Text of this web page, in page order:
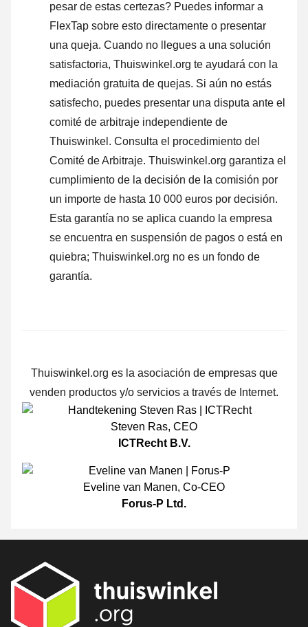
pesar de estas certezas? Puedes informar a
FlexTap sobre esto directamente o presentar
una queja. Cuando no llegues a una solución
satisfactoria, Thuiswinkel.org te ayudará con la
mediación gratuita de quejas. Si aún no estás
satisfecho, puedes presentar una disputa ante el
comité de arbitraje independiente de
Thuiswinkel. Consulta el procedimiento del
Comité de Arbitraje. Thuiswinkel.org garantiza el
cumplimiento de la decisión de la comisión por
un importe de hasta 10 000 euros por decisión.
Esta garantía no se aplica cuando la empresa
se encuentra en suspensión de pagos o está en
quiebra; Thuiswinkel.org no es un fondo de
garantía.
Thuiswinkel.org es la asociación de empresas que
venden productos y/o servicios a través de Internet.
Steven Ras, CEO
ICTRecht B.V.
Eveline van Manen, Co-CEO
Forus-P Ltd.